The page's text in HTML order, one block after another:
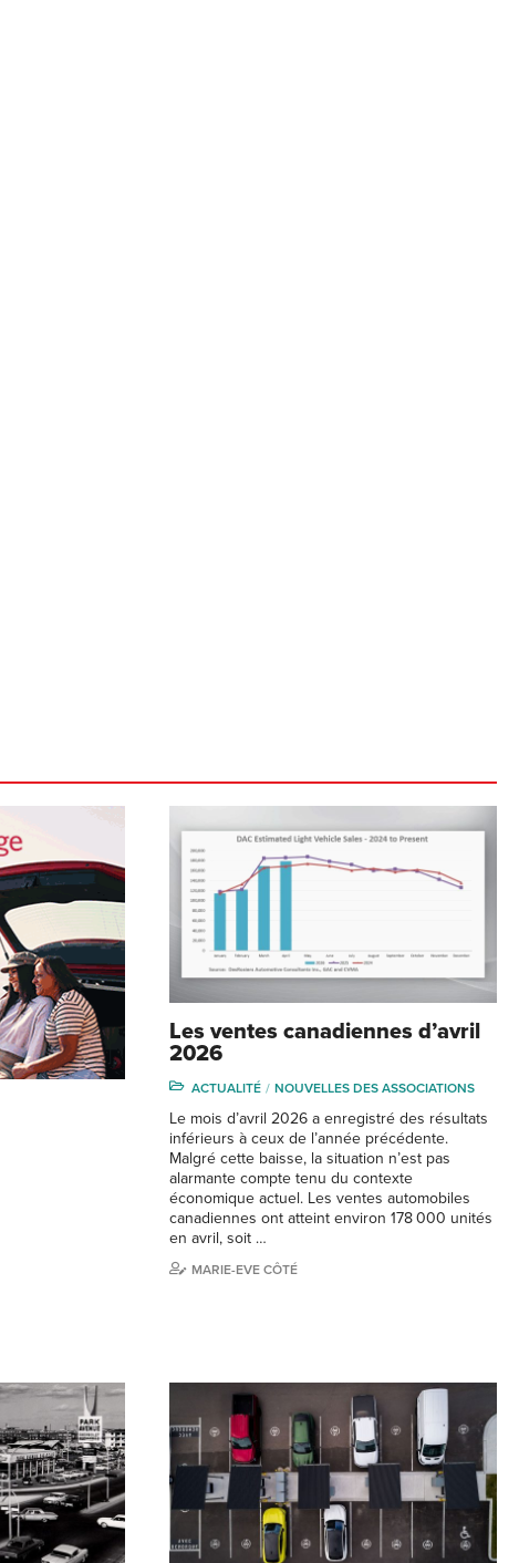
Les ventes canadiennes d’avril
2026
ACTUALITÉ NOUVELLES DES ASSOCIATIONS
Le mois d’avril 2026 a enregistré des résultats
inférieurs à ceux de l’année précédente.
Malgré cette baisse, la situation n’est pas
alarmante compte tenu du contexte
économique actuel. Les ventes automobiles
canadiennes ont atteint environ 178 000 unités
en avril, soit …
MARIE-EVE CÔTÉ